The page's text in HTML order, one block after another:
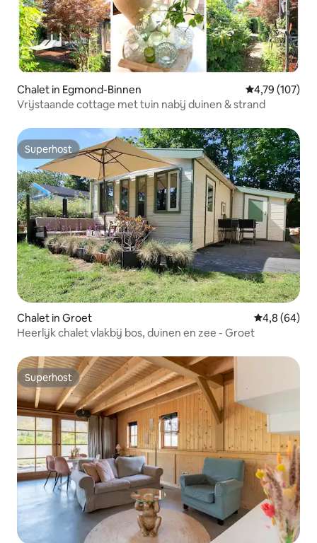
Chalet in Egmond-Binnen Gemiddelde
4,79 (107)
Vrijstaande cottage met tuin nabij duinen & strand
Superhost
Superhost
Chalet in Groet Gemiddelde
4,8 (64)
Heerlijk chalet vlakbij bos, duinen en zee - Groet
Superhost
Superhost